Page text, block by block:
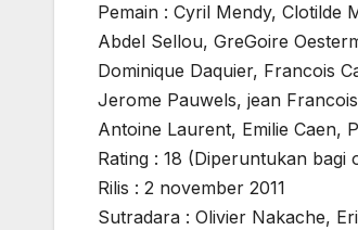
Pemain : Cyril Mendy, Clotilde
Abdel Sellou, GreGoire
Dominique Daquier, Francois
Jerome Pauwels, jean
Antoine Laurent, Emilie Caen,
Rating : 18 (Diperuntukan bagi
Rilis : 2 november 2011
Sutradara : Olivier Nakache,